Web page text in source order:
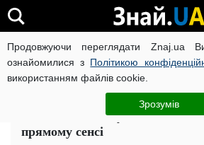
Продовжуючи переглядати Znaj.ua
ознайомилися з Політикою
використанням файлів cookie.
Зрозумів
ВІЙНА РОСІЇ ПРОТИ УКРАЇНИ
Суспільство
У Кличка викинуть два
прямому сенсі